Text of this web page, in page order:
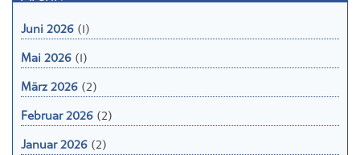
Juni 2026(1)
Mai 2026(1)
März 2026(2)
Februar 2026(2)
Januar 2026(2)